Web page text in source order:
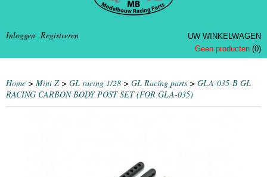
Inloggen Registreren
UW WINKELWAGEN
Geen producten (0)
Home > Mini Z> GL racing 1/28 > GL Racing parts > GLA-035-B GL
RACING CARBON BODY POST SET (FOR GLA-035)